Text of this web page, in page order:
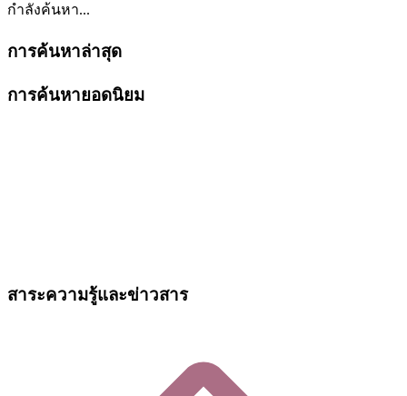
กำลังค้นหา...
การค้นหาล่าสุด
การค้นหายอดนิยม
สาระความรู้และข่าวสาร